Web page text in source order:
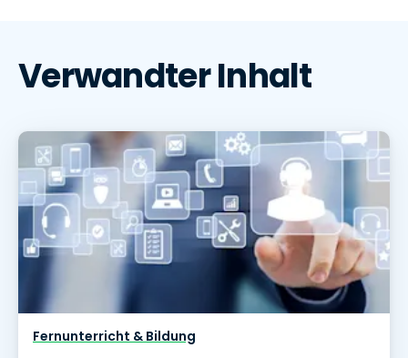
Verwandter Inhalt
Fernunterricht & Bildung